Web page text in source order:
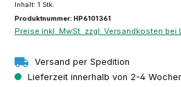
Inhalt: 1 Stk.
Produktnummer: HP6101361
Preise inkl. MwSt. zzgl. Versandkosten
Versand per Spedition
Lieferzeit innerhalb von 2-4